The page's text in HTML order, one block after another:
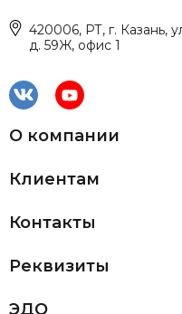
420006, РТ, г. Казань,
д. 59Ж, офис 1
О компании
Клиентам
Контакты
Реквизиты
ЭДО